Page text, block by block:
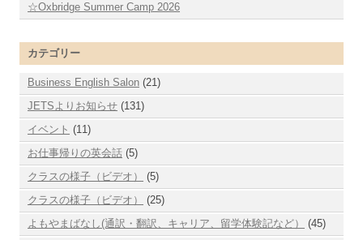
☆Oxbridge Summer Camp 2026
カテゴリー
Business English Salon (21)
JETSよりお知らせ (131)
イベント (11)
お仕事帰りの英会話 (5)
クラスの様子（ビデオ）
(5)
クラスの様子（ビデオ）
(25)
よもやまばなし(通訳・翻訳、キャリア、留学体験記など）
(45)